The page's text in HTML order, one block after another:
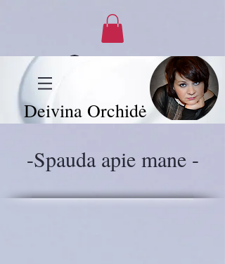
Deivina Orchidė
-Spauda apie mane -